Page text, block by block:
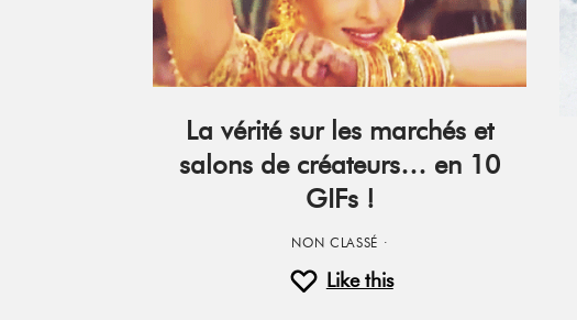
La vérité sur les marchés et
salons de créateurs… en 10
GIFs !
NON CLASSÉ ·
Like this